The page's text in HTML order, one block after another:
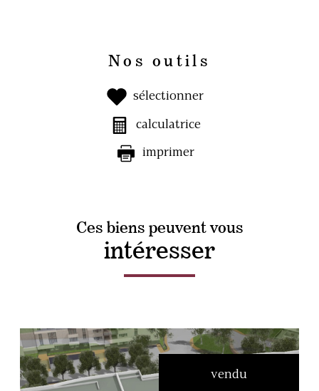
Nos outils
sélectionner
calculatrice
imprimer
Ces biens peuvent vous
intéresser
vendu